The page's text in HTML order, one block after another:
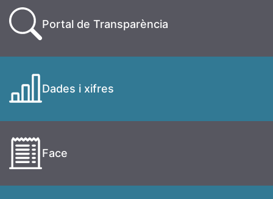
Portal de Transparència
Dades i xifres
Face